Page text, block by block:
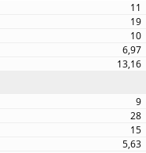
11
19
10
6,97
13,16
9
28
15
5,63